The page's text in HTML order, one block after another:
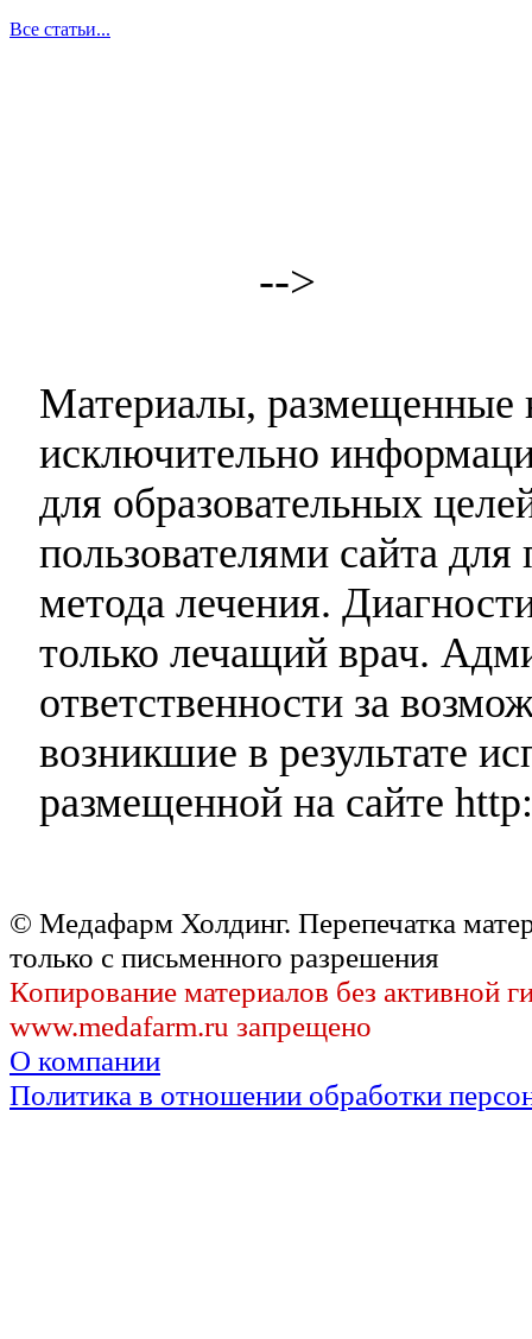
Все статьи...
-->
Материалы, размещенные
исключительно
для образовательных
пользователями сайта
метода лечения.
только лечащий врач.
ответственности за
возникшие в результате
размещенной на сайте
© Медафарм Холдинг. Перепечатка
только с письменного разрешения
Копирование материалов без активной
www.medafarm.ru запрещено
О компании
Политика в отношении обработки